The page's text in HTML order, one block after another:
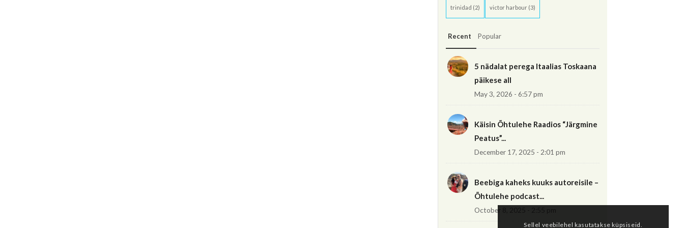
trinidad (2) victor harbour(3)
Recent Popular
5 nädalat perega Itaalias Toskaana
päikese all
May 3, 2026 - 6:57 pm
Käisin Õhtulehe Raadios “Järgmine
Peatus”...
December 17, 2025 - 2:01 pm
Beebiga kaheks kuuks autoreisile –
Õhtulehe podcast...
October 8, 2025 - 2:55 pm
Sellel veebilehel kasutatakse küpsiseid.